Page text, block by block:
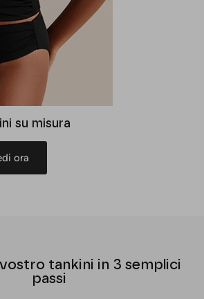
su misura
ora
tankini in 3 semplici
passi